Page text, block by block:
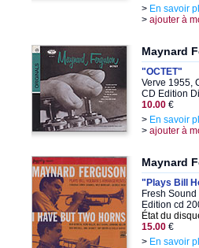
> En savoir
> ajouter à
Maynard
"OCTET"
Verve 1955,
CD Edition
10.00 €
> En savoir
> ajouter à
Maynard
"Plays Bill
Fresh
Edition cd
État du
15.00 €
> En savoir